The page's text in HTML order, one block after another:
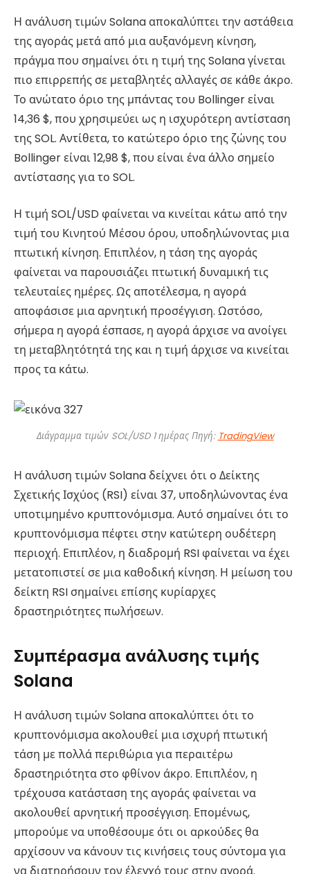
Η ανάλυση τιμών Solana αποκαλύπτει την αστάθεια
της αγοράς μετά από μια αυξανόμενη κίνηση,
πράγμα που σημαίνει ότι η τιμή της Solana γίνεται
πιο επιρρεπής σε μεταβλητές αλλαγές σε κάθε άκρο.
Το ανώτατο όριο της μπάντας του Bollinger είναι
14,36 $, που χρησιμεύει ως η ισχυρότερη αντίσταση
της SOL. Αντίθετα, το κατώτερο όριο της ζώνης του
Bollinger είναι 12,98 $, που είναι ένα άλλο σημείο
αντίστασης για το SOL.
Η τιμή SOL/USD φαίνεται να κινείται κάτω από την
τιμή του Κινητού Μέσου όρου, υποδηλώνοντας μια
πτωτική κίνηση. Επιπλέον, η τάση της αγοράς
φαίνεται να παρουσιάζει πτωτική δυναμική τις
τελευταίες ημέρες. Ως αποτέλεσμα, η αγορά
αποφάσισε μια αρνητική προσέγγιση. Ωστόσο,
σήμερα η αγορά έσπασε, η αγορά άρχισε να ανοίγει
τη μεταβλητότητά της και η τιμή άρχισε να κινείται
προς τα κάτω.
Διάγραμμα τιμών SOL/USD 1 ημέρας Πηγή: TradingView
Η ανάλυση τιμών Solana δείχνει ότι ο Δείκτης
Σχετικής Ισχύος (RSI) είναι 37, υποδηλώνοντας ένα
υποτιμημένο κρυπτονόμισμα. Αυτό σημαίνει ότι το
κρυπτονόμισμα πέφτει στην κατώτερη ουδέτερη
περιοχή. Επιπλέον, η διαδρομή RSI φαίνεται να έχει
μετατοπιστεί σε μια καθοδική κίνηση. Η μείωση του
δείκτη RSI σημαίνει επίσης κυρίαρχες
δραστηριότητες πωλήσεων.
Συμπέρασμα ανάλυσης τιμής
Solana
Η ανάλυση τιμών Solana αποκαλύπτει ότι το
κρυπτονόμισμα ακολουθεί μια ισχυρή πτωτική
τάση με πολλά περιθώρια για περαιτέρω
δραστηριότητα στο φθίνον άκρο. Επιπλέον, η
τρέχουσα κατάσταση της αγοράς φαίνεται να
ακολουθεί αρνητική προσέγγιση. Επομένως,
μπορούμε να υποθέσουμε ότι οι αρκούδες θα
αρχίσουν να κάνουν τις κινήσεις τους σύντομα για